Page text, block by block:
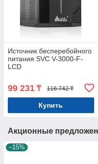
Источник бесперебойного
питания SVC V-3000-F-
LCD
99 231 ₸ 116 742 ₸
Купить
Акционные
–15%